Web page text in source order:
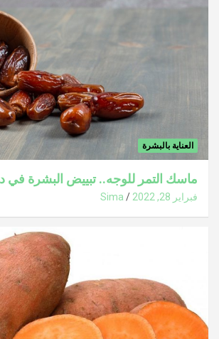
العناية بالبشرة
ماسك التمر للوجه.. تبييض البشرة في
فبراير 28, 2022 Sima